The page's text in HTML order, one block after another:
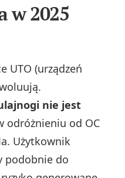
w 2025
UTO (urządzeń
nie jest
odróżnieniu od OC
Użytkownik
podobnie do